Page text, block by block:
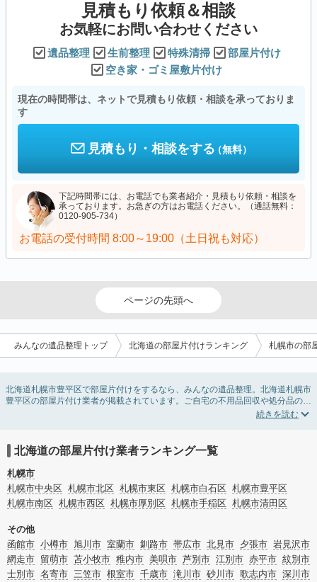
見積もり依頼＆相談
お気軽にお問い合わせください
遺品整理 生前整理 特殊清掃
部屋片付け
空き家・ゴミ屋敷片付け
現在の時間帯は、ネットで見積もり依頼・相談を承っておりま
す
見積もり・相談をする（無料）
下記時間帯には、お電話でも業者紹介・見積もり依頼・相談を
承っております。お急ぎの方はお電話ください。（通話無料：
0120-905-734）
お電話の受付時間 8:00～19:00（土日祝も対応）
ページの先頭へ
みんなの遺品整理トップ 北海道の部屋片付けランキング 札幌市の部
北海道札幌市豊平区で部屋片付けをするなら、みんなの遺品整理。北海道札幌市
豊平区の部屋片付け業者が掲載されています。ご自宅の不用品回収や処分品の仕
分け、貴重品の捜索などの依頼ができます。北海道札幌市豊平区の部屋片付けの
し検索してみましょう。部屋片付けはいつか着手しようと思っていると、ついつ
い後回しになってしまいますが、不用品だと思っていたものに思わぬ買取額が付
いていることもあります。
ご自分で無理なくできる片付け方法やご実家の片付けノウハウもお届けしていま
すので、ぜひあわせてご覧ください。
北海道の部屋片付け業者ランキング一覧
札幌市
札幌市中央区 札幌市北区 札幌市東区 札幌市白石区 札幌市豊平区
札幌市南区 札幌市西区 札幌市厚別区 札幌市手稲区 札幌市清田区
その他
函館市 小樽市 旭川市 室蘭市 釧路市 帯広市 北見市 夕張市 岩見沢市
網走市 留萌市 苫小牧市 稚内市 美唄市 芦別市 江別市 赤平市 紋別市
士別市 名寄市 三笠市 根室市 千歳市 滝川市 砂川市 歌志内市 深川市